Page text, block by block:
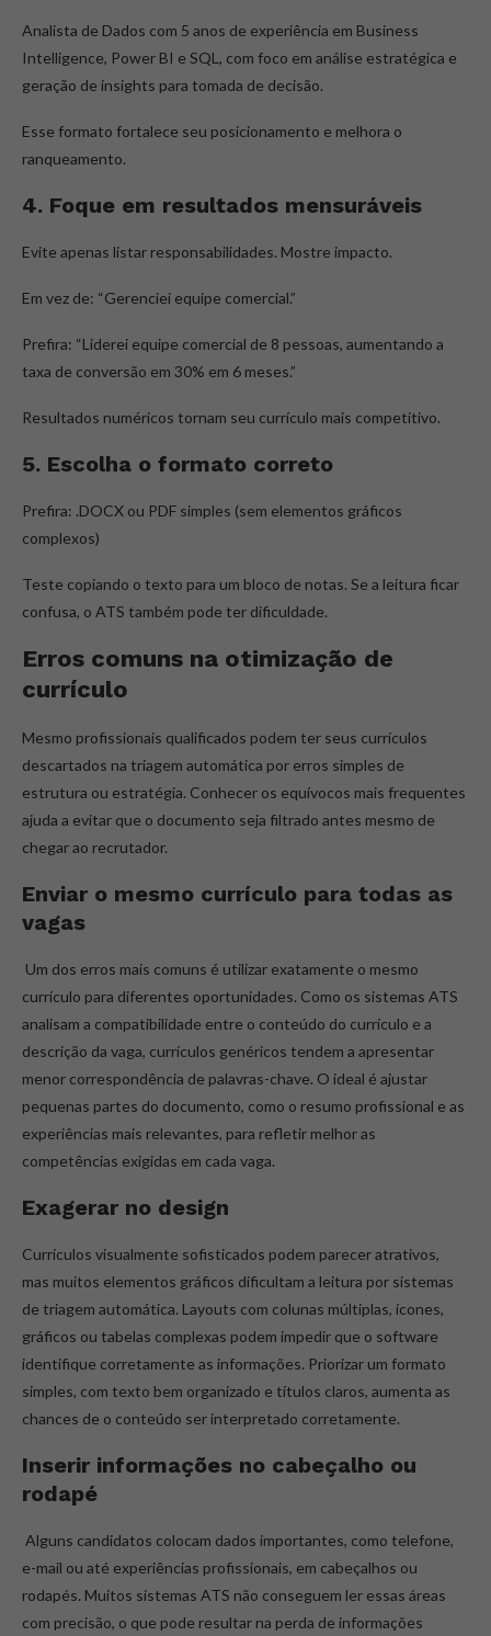
Analista de Dados com 5 anos de experiência em Business
Intelligence, Power BI e SQL, com foco em análise estratégica e
geração de insights para tomada de decisão.
Esse formato fortalece seu posicionamento e melhora o
ranqueamento.
4. Foque em resultados mensuráveis
Evite apenas listar responsabilidades. Mostre impacto.
Em vez de: “Gerenciei equipe comercial.”
Prefira: “Liderei equipe comercial de 8 pessoas, aumentando a
taxa de conversão em 30% em 6 meses.”
Resultados numéricos tornam seu currículo mais competitivo.
5. Escolha o formato correto
Prefira: .DOCX ou PDF simples (sem elementos gráficos
complexos)
Teste copiando o texto para um bloco de notas. Se a leitura ficar
confusa, o ATS também pode ter dificuldade.
Erros comuns na otimização de
currículo
Mesmo profissionais qualificados podem ter seus currículos
descartados na triagem automática por erros simples de
estrutura ou estratégia. Conhecer os equívocos mais frequentes
ajuda a evitar que o documento seja filtrado antes mesmo de
chegar ao recrutador.
Enviar o mesmo currículo para todas as
vagas
Um dos erros mais comuns é utilizar exatamente o mesmo
currículo para diferentes oportunidades. Como os sistemas ATS
analisam a compatibilidade entre o conteúdo do currículo e a
descrição da vaga, currículos genéricos tendem a apresentar
menor correspondência de palavras-chave. O ideal é ajustar
pequenas partes do documento, como o resumo profissional e as
experiências mais relevantes, para refletir melhor as
competências exigidas em cada vaga.
Exagerar no design
Currículos visualmente sofisticados podem parecer atrativos,
mas muitos elementos gráficos dificultam a leitura por sistemas
de triagem automática. Layouts com colunas múltiplas, ícones,
gráficos ou tabelas complexas podem impedir que o software
identifique corretamente as informações. Priorizar um formato
simples, com texto bem organizado e títulos claros, aumenta as
chances de o conteúdo ser interpretado corretamente.
Inserir informações no cabeçalho ou
rodapé
Alguns candidatos colocam dados importantes, como telefone,
e-mail ou até experiências profissionais, em cabeçalhos ou
rodapés. Muitos sistemas ATS não conseguem ler essas áreas
com precisão, o que pode resultar na perda de informações